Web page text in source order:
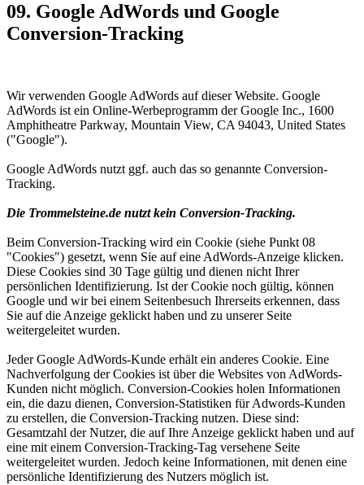
09. Google AdWords und Google
Conversion-Tracking
Wir verwenden Google AdWords auf dieser Website. Google
AdWords ist ein Online-Werbeprogramm der Google Inc., 1600
Amphitheatre Parkway, Mountain View, CA 94043, United States
("Google").
Google AdWords nutzt ggf. auch das so genannte Conversion-
Tracking.
Die Trommelsteine.de nutzt kein Conversion-Tracking.
Beim Conversion-Tracking wird ein Cookie (siehe Punkt 08
"Cookies") gesetzt, wenn Sie auf eine AdWords-Anzeige klicken.
Diese Cookies sind 30 Tage gültig und dienen nicht Ihrer
persönlichen Identifizierung. Ist der Cookie noch gültig, können
Google und wir bei einem Seitenbesuch Ihrerseits erkennen, dass
Sie auf die Anzeige geklickt haben und zu unserer Seite
weitergeleitet wurden.
Jeder Google AdWords-Kunde erhält ein anderes Cookie. Eine
Nachverfolgung der Cookies ist über die Websites von AdWords-
Kunden nicht möglich. Conversion-Cookies holen Informationen
ein, die dazu dienen, Conversion-Statistiken für Adwords-Kunden
zu erstellen, die Conversion-Tracking nutzen. Diese sind:
Gesamtzahl der Nutzer, die auf Ihre Anzeige geklickt haben und auf
eine mit einem Conversion-Tracking-Tag versehene Seite
weitergeleitet wurden. Jedoch keine Informationen, mit denen eine
persönliche Identifizierung des Nutzers möglich ist.